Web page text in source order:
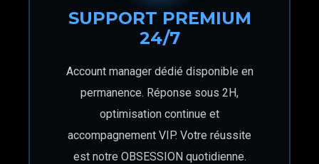
SUPPORT PREMIUM
24/7
Account manager dédié disponible en
permanence. Réponse sous 2H,
optimisation continue et
accompagnement VIP. Votre réussite
est notre OBSESSION quotidienne.